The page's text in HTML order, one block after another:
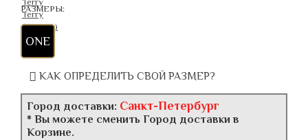
РАЗМЕРЫ:
ONE
КАК ОПРЕДЕЛИТЬ СВОЙ РАЗМЕР?
Город доставки: Санкт-Петербург
* Вы можете сменить Город доставки в
Корзине.